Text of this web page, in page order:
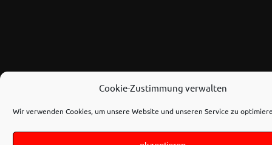
Cookie-Zustimmung verwalten
Wir verwenden Cookies, um unsere Website und unseren Service zu